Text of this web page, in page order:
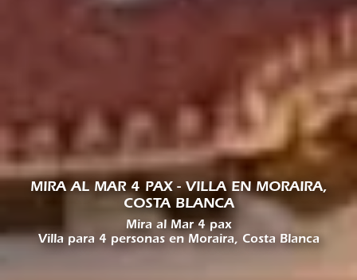
MIRA AL MAR 4 PAX - VILLA EN MORAIRA,
COSTA BLANCA
Mira al Mar 4 pax
Villa para 4 personas en Moraira, Costa Blanca